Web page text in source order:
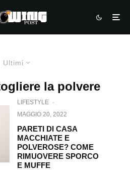
Ultimi
la polvere
LIFESTYLE ·
MAGGIO 20, 2022
PARETI DI CASA
MACCHIATE E
POLVEROSE? COME
RIMUOVERE SPORCO
E MUFFE